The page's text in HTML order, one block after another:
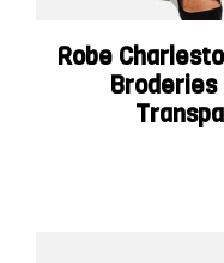
Robe
Broderies